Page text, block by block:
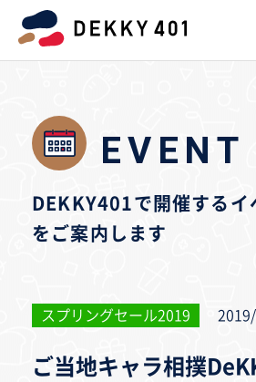
EVENT
DEKKY401で開催するイ
をご案内します
スプリングセール2019
ご当地キャラ相撲